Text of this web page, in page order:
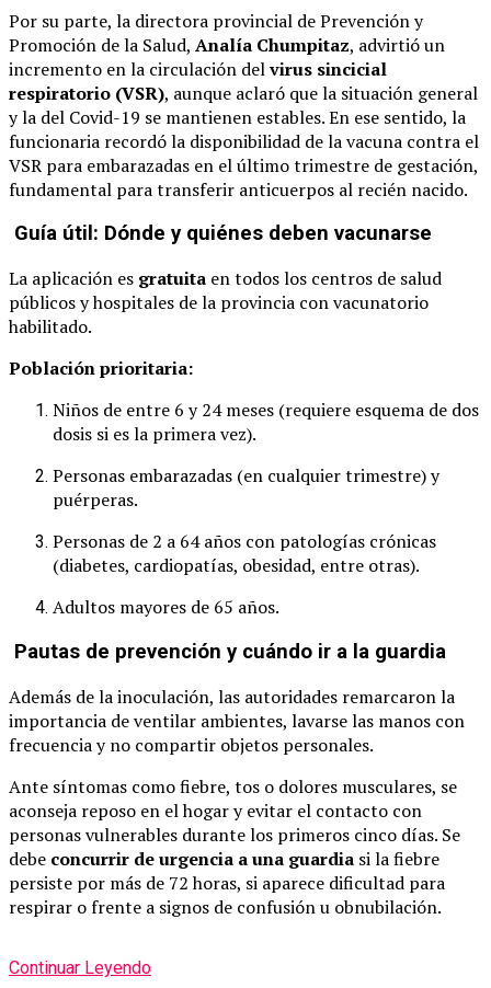
Por su parte, la directora provincial de Prevención y
Promoción de la Salud, Analía Chumpitaz, advirtió un
incremento en la circulación delvirus sincicial
respiratorio (VSR), aunque aclaró que la situación general
y la del Covid-19 se mantienen estables. En ese sentido, la
funcionaria recordó la disponibilidad de la vacuna contra el
VSR para embarazadas en el último trimestre de gestación,
fundamental para transferir anticuerpos al recién nacido.
Guía útil: Dónde y quiénes deben vacunarse
La aplicación es gratuita en todos los centros de salud
públicos y hospitales de la provincia con vacunatorio
habilitado.
Población prioritaria:
Niños de entre 6 y 24 meses (requiere esquema de dos
dosis si es la primera vez).
Personas embarazadas (en cualquier trimestre) y
puérperas.
Personas de 2 a 64 años con patologías crónicas
(diabetes, cardiopatías, obesidad, entre otras).
Adultos mayores de 65 años.
Pautas de prevención y cuándo ir a la guardia
Además de la inoculación, las autoridades remarcaron la
importancia de ventilar ambientes, lavarse las manos con
frecuencia y no compartir objetos personales.
Ante síntomas como fiebre, tos o dolores musculares, se
aconseja reposo en el hogar y evitar el contacto con
personas vulnerables durante los primeros cinco días. Se
debe concurrir de urgencia a una guardia si la fiebre
persiste por más de 72 horas, si aparece dificultad para
respirar o frente a signos de confusión u obnubilación.
Continuar Leyendo